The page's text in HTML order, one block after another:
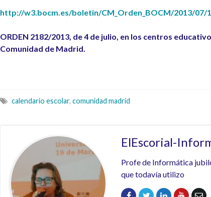
http://w3.bocm.es/boletin/CM_Orden_BOCM/2013/07/
ORDEN 2182/2013, de 4 de julio, en los centros
Comunidad de Madrid.
calendario escolar, comunidad madrid
ElEscorial-
Profe de Informática
que todavía utilizo